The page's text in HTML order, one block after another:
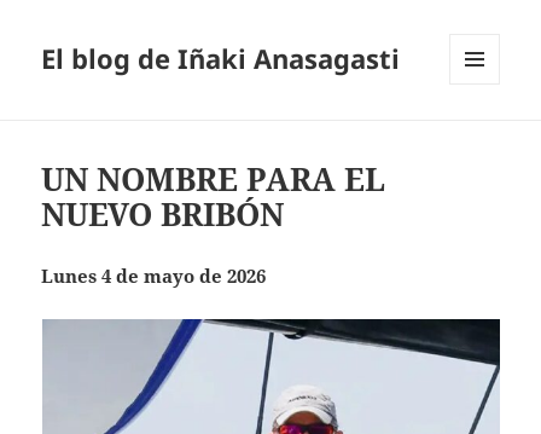
El blog de Iñaki Anasagasti
UN NOMBRE PARA EL
NUEVO BRIBÓN
Lunes 4 de mayo de 2026